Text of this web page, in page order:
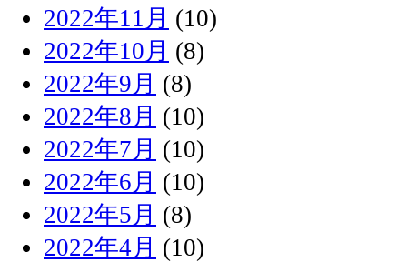
2022年11月 (10)
2022年10月 (8)
2022年9月 (8)
2022年8月 (10)
2022年7月 (10)
2022年6月 (10)
2022年5月 (8)
2022年4月 (10)